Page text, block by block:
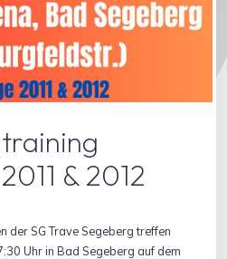
& 2012
der SG Trave Segeberg treffen
Uhr in Bad Segeberg auf dem